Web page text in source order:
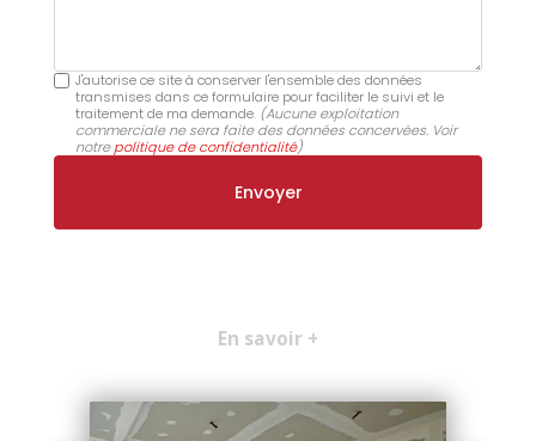
J'autorise ce site à conserver l'ensemble des données
transmises dans ce formulaire pour faciliter le suivi et le
traitement de ma demande. (Aucune exploitation
commerciale ne sera faite des données concervées. Voir
notrepolitique de confidentialité)
En savoir +